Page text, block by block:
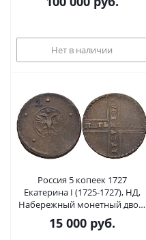
Нет в наличии
Россия 5 копеек 1727
Екатерина I (1725-1727), НД,
Набережный монетный двор,
хвост орла широкий, вес 16,65
гр. Биткин нет к 273 медь 00-
15 000руб.